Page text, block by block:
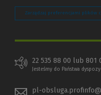
Zarządzaj preferencjami plików
22 535 88 00 lub 801
Jesteśmy do Państwa
pl-